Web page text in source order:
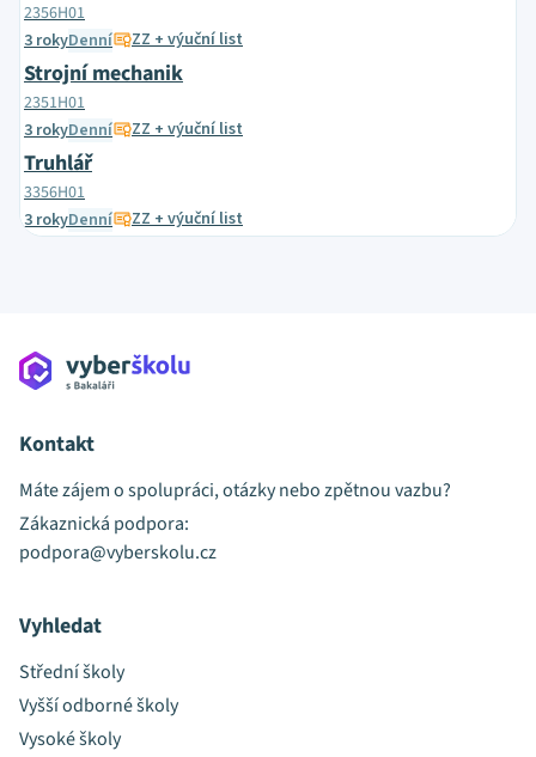
2356H01
3 rokyDenní ZZ + výuční list
Strojní mechanik
2351H01
3 rokyDenní ZZ + výuční list
Truhlář
3356H01
3 rokyDenní ZZ + výuční list
Kontakt
Máte zájem o spolupráci, otázky nebo zpětnou vazbu?
Zákaznická podpora:
podpora@vyberskolu.cz
Vyhledat
Střední školy
Vyšší odborné školy
Vysoké školy